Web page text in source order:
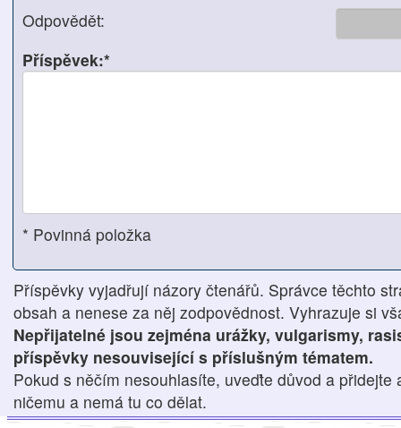
Odpovědět:
Příspěvek:*
* Povinná položka
Příspěvky vyjadřují názory čtenářů. Správce těchto
obsah a nenese za něj zodpovědnost. Vyhrazuje si
Nepřijatelné jsou zejména urážky, vulgarismy,
příspěvky nesouvisející s příslušným tématem.
Pokud s něčím nesouhlasíte, uveďte důvod a přidejte
ničemu a nemá tu co dělat.